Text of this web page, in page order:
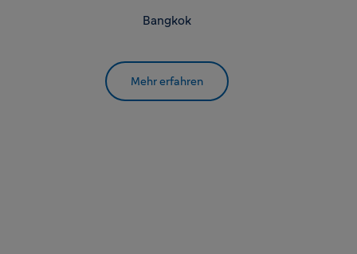
Bangkok
Mehr erfahren